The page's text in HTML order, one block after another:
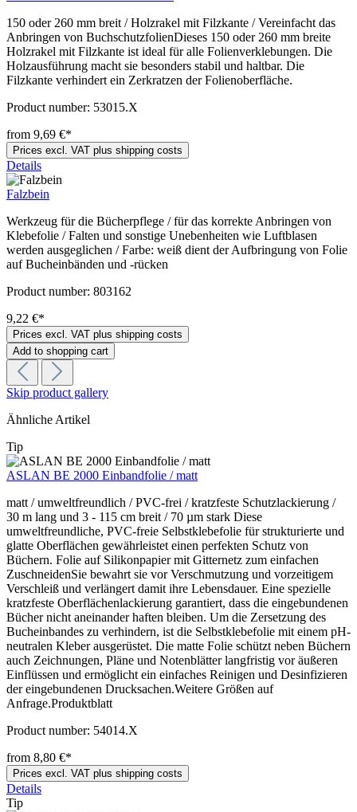
150 oder 260 mm breit / Holzrakel mit Filzkante / Vereinfacht das
Anbringen von BuchschutzfolienDieses 150 oder 260 mm breite
Holzrakel mit Filzkante ist ideal für alle Folienverklebungen. Die
Holzausführung macht sie besonders stabil und haltbar. Die
Filzkante verhindert ein Zerkratzen der Folienoberfläche.
Product number: 53015.X
from 9,69 €*
Prices excl. VAT plus shipping costs
Details
Falzbein
Werkzeug für die Bücherpflege / für das korrekte Anbringen von
Klebefolie / Falten und sonstige Unebenheiten wie Luftblasen
werden ausgeglichen / Farbe: weiß dient der Aufbringung von Folie
auf Bucheinbänden und -rücken
Product number: 803162
9,22 €*
Prices excl. VAT plus shipping costs
Add to shopping cart
Skip product gallery
Ähnliche Artikel
Tip
ASLAN BE 2000 Einbandfolie / matt
matt / umweltfreundlich / PVC-frei / kratzfeste Schutzlackierung /
30 m lang und 3 - 115 cm breit / 70 µm stark Diese
umweltfreundliche, PVC-freie Selbstklebefolie für strukturierte und
glatte Oberflächen gewährleistet einen perfekten Schutz von
Büchern. Folie auf Silikonpapier mit Gitternetz zum einfachen
ZuschneidenSie bewahrt sie vor Verschmutzung und vorzeitigem
Verschleiß und verlängert damit ihre Lebensdauer. Eine spezielle
kratzfeste Oberflächenlackierung garantiert, dass die eingebundenen
Bücher nicht aneinander haften bleiben. Um die Zersetzung des
Bucheinbandes zu verhindern, ist die Selbstklebefolie mit einem pH-
neutralen Kleber ausgerüstet. Die matte Folie schützt neben Büchern
auch Zeichnungen, Pläne und Notenblätter langfristig vor äußeren
Einflüssen und ermöglicht ein einfaches Reinigen und Desinfizieren
der eingebundenen Drucksachen.Weitere Größen auf
Anfrage.Produktblatt
Product number: 54014.X
from 8,80 €*
Prices excl. VAT plus shipping costs
Details
Tip